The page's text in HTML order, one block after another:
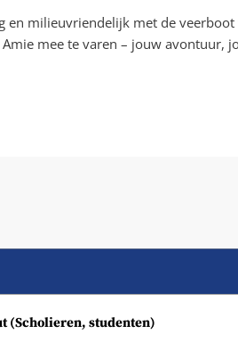
en milieuvriendelijk met de
mee te varen – jouw avontuur,
(Scholieren, studenten)